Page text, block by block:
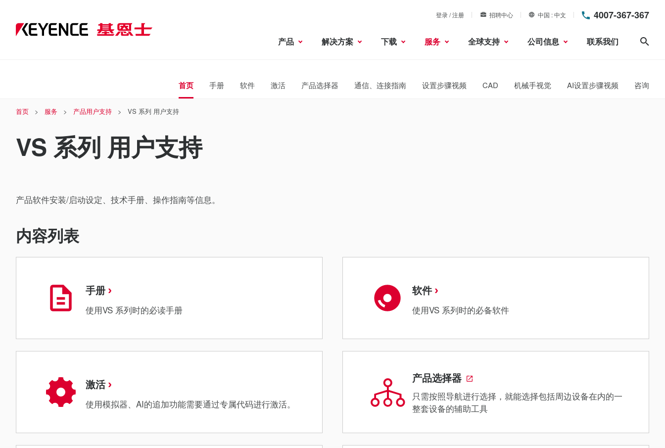
登录 / 注册 招聘中心 中国 中文 4007-367-367
产品 解决方案 下载 服务 全球支持 公司信息 联系我们
首页 手册 软件 激活 产品选择器 通信、连接指南 设置步骤视频 CAD 机械手视觉 AI设置步骤视频 咨询
首页 服务 产品用户支持 VS 系列 用户支持
VS 系列 用户支持
产品软件安装/启动设定、技术手册、操作指南等信息。
内容列表
手册
使用VS 系列时的必读手册
软件
使用VS 系列时的必备软件
激活
使用模拟器、AI的追加功能需要通过专属代码进行激活。
产品选择器
只需按照导航进行选择，就能选择包括周边设备在内的一
整套设备的辅助工具